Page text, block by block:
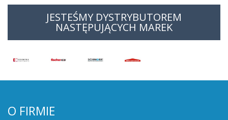
JESTEŚMY DYSTRYBUTOREM
NASTĘPUJĄCYCH MAREK
O FIRMIE